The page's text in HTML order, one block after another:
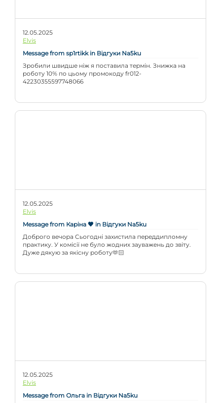
12.05.2025
Elvis
Message from sp1rtikk in Відгуки Na5ku
Зробили швидше ніж я поставила термін. Знижка на
роботу 10% по цьому промокоду fr012-
42230355597748066
12.05.2025
Elvis
Message from Каріна 🖤 in Відгуки Na5ku
Доброго вечора Сьогодні захистила переддипломну
практику. У комісії не було жодних зауважень до звіту.
Дуже дякую за якісну роботу🫶🏻
12.05.2025
Elvis
Message from Ольга in Відгуки Na5ku